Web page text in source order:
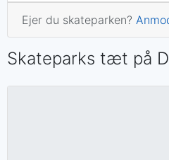
Ejer du skateparken?
Skateparks tæt på